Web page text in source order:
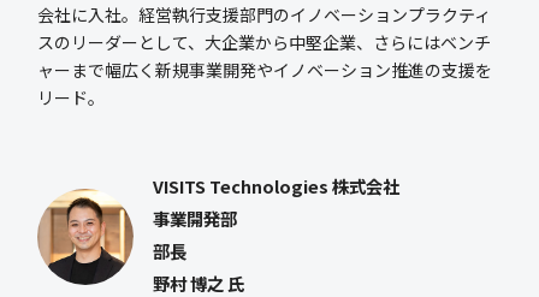
会社に入社。経営執行支援部門のイノベーションプラクティ
スのリーダーとして、大企業から中堅企業、さらにはベンチ
ャーまで幅広く新規事業開発やイノベーション推進の支援を
リード。
VISITS Technologies 株式会社
事業開発部
部長
野村 博之 氏